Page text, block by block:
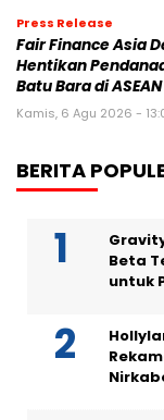
Press Release
Fair Finance Asia
Hentikan
Batu Bara di ASEAN
Kamis, 6 Agu 2026 -
BERITA
Beta
untuk